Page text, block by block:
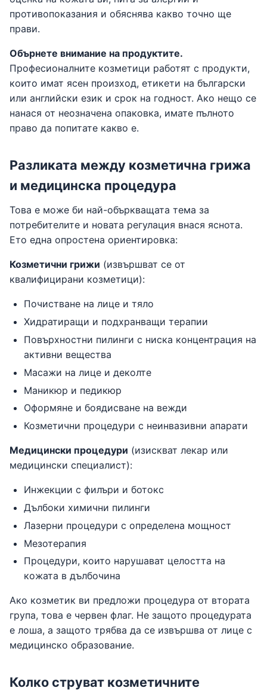
противопоказания и обяснява какво точно ще
прави.
Обърнете внимание на продуктите.
Професионалните козметици работят с продукти,
които имат ясен произход, етикети на български
или английски език и срок на годност. Ако нещо се
нанася от неозначена опаковка, имате пълното
право да попитате какво е.
Разликата между козметична грижа
и медицинска процедура
Това е може би най-объркващата тема за
потребителите и новата регулация внася яснота.
Ето една опростена ориентировка:
Козметични грижи (извършват се от
квалифицирани козметици):
Почистване на лице и тяло
Хидратиращи и подхранващи терапии
Повърхностни пилинги с ниска концентрация на
активни вещества
Масажи на лице и деколте
Маникюр и педикюр
Оформяне и боядисване на вежди
Козметични процедури с неинвазивни апарати
Медицински процедури (изискват лекар или
медицински специалист):
Инжекции с филъри и ботокс
Дълбоки химични пилинги
Лазерни процедури с определена мощност
Мезотерапия
Процедури, които нарушават целостта на
кожата в дълбочина
Ако козметик ви предложи процедура от втората
група, това е червен флаг. Не защото процедурата
е лоша, а защото трябва да се извършва от лице с
медицинско образование.
Колко струват козметичните